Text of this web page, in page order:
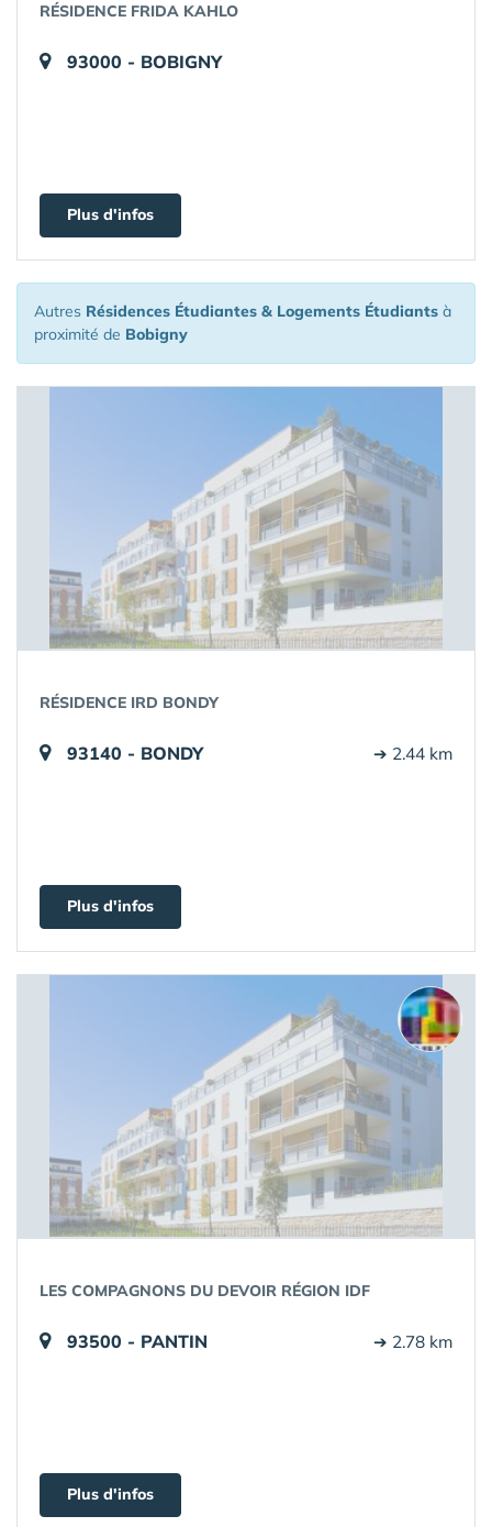
RÉSIDENCE FRIDA KAHLO
93000 - BOBIGNY
Plus d'infos
Autres Résidences Étudiantes & Logements Étudiants à
proximité de Bobigny
RÉSIDENCE IRD BONDY
93140 - BONDY ➔ 2.44 km
Plus d'infos
LES COMPAGNONS DU DEVOIR RÉGION IDF
93500 - PANTIN ➔ 2.78 km
Plus d'infos